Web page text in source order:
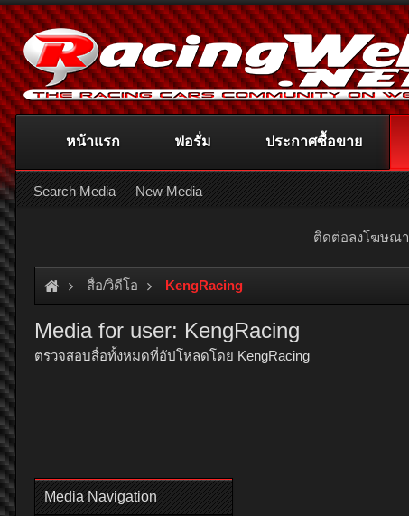
ติดต่อลงโฆษณา
สื่อ/วิดีโอ KengRacing
Media for user: KengRacing
ตรวจสอบสื่อทั้งหมดที่อัปโหลดโดย KengRacing
Media Navigation
หน้าแรก ฟอรั่ม ประกาศซื้อขาย
Search Media New Media